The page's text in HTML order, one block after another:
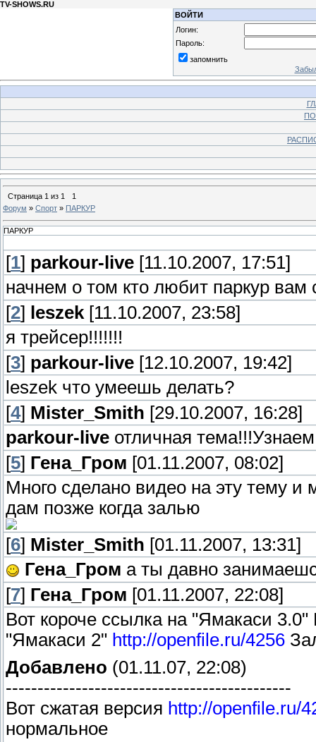
TV-SHOWS.RU
ВОЙТИ
Логин:
Пароль:
запомнить
Страница 1 из 1
1
Форум » Спорт » ПАРКУР
ПАРКУР
[1] parkour-live [11.10.2007, 17:51]
начнем о том кто любит паркур вам
[2] leszek [11.10.2007, 23:58]
я трейсер!!!!!!!
[3] parkour-live [12.10.2007, 19:42]
leszek что умеешь делать?
[4] Mister_Smith [29.10.2007, 16:28]
parkour-live отличная
[5] Гена_Гром [01.11.2007, 08:02]
Много сделано видео на эту тему
дам позже когда залью
[6] Mister_Smith [01.11.2007, 13:31]
Гена_Гром а ты давно
[7] Гена_Гром [01.11.2007, 22:08]
Вот короче ссылка на "Ямакаси
"Ямакаси 2" http://openfile.ru/4256
Добавлено (01.11.07, 22:08)
---------------------------------------------
Вот сжатая версия http://openfile.ru/
нормальное